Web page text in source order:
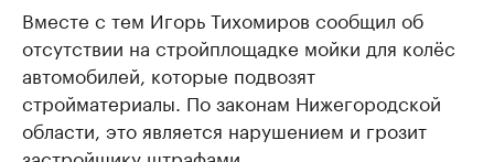
Вместе с тем Игорь Тихомиров сообщил об
отсутствии на стройплощадке мойки для колёс
автомобилей, которые подвозят
стройматериалы. По законам Нижегородской
области, это является нарушением и грозит